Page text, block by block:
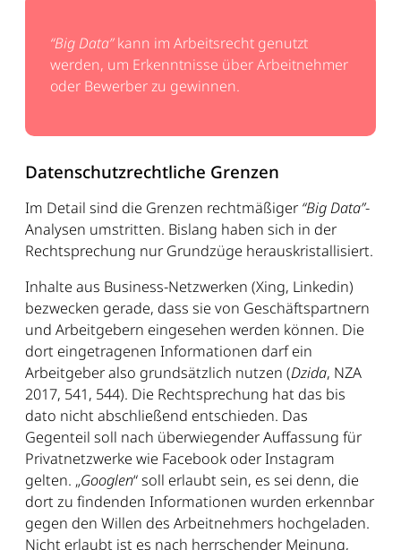
“Big Data”kann im Arbeitsrecht genutzt
werden, um Erkenntnisse über Arbeitnehmer
oder Bewerber zu gewinnen.
Datenschutzrechtliche Grenzen
Im Detail sind die Grenzen rechtmäßiger “Big Data”-
Analysen umstritten. Bislang haben sich in der
Rechtsprechung nur Grundzüge herauskristallisiert.
Inhalte aus Business-Netzwerken (Xing, Linkedin)
bezwecken gerade, dass sie von Geschäftspartnern
und Arbeitgebern eingesehen werden können. Die
dort eingetragenen Informationen darf ein
Arbeitgeber also grundsätzlich nutzen (Dzida, NZA
2017, 541, 544). Die Rechtsprechung hat das bis
dato nicht abschließend entschieden. Das
Gegenteil soll nach überwiegender Auffassung für
Privatnetzwerke wie Facebook oder Instagram
gelten. „Googlen“ soll erlaubt sein, es sei denn, die
dort zu findenden Informationen wurden erkennbar
gegen den Willen des Arbeitnehmers hochgeladen.
Nicht erlaubt ist es nach herrschender Meinung,